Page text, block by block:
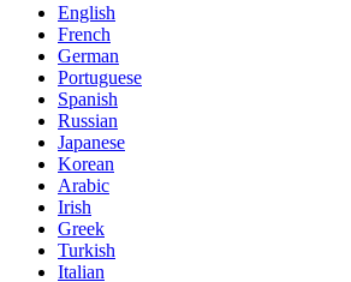
English
French
German
Portuguese
Spanish
Russian
Japanese
Korean
Arabic
Irish
Greek
Turkish
Italian